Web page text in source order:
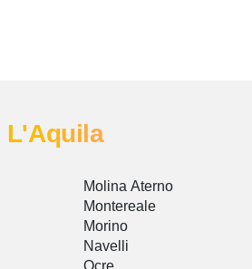
L'Aquila
Molina Aterno
Montereale
Morino
Navelli